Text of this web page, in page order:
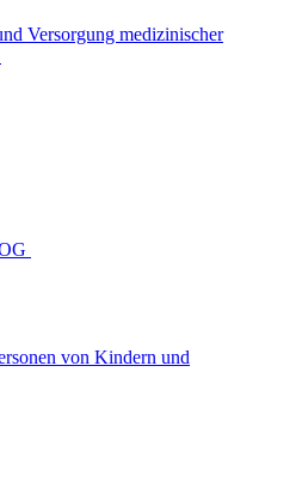
Versorgung medizinischer
von Kindern und